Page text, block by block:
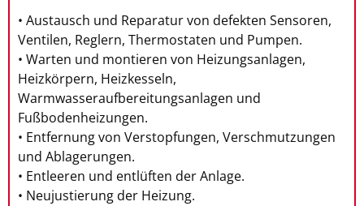
• Austausch und Reparatur von defekten Sensoren,
Ventilen, Reglern, Thermostaten und Pumpen.
• Warten und montieren von Heizungsanlagen,
Heizkörpern, Heizkesseln,
Warmwasseraufbereitungsanlagen und
Fußbodenheizungen.
• Entfernung von Verstopfungen, Verschmutzungen
und Ablagerungen.
• Entleeren und entlüften der Anlage.
• Neujustierung der Heizung.